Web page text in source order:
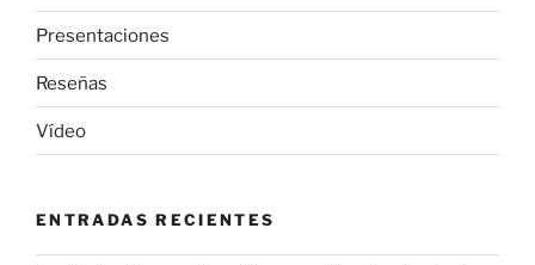
Presentaciones
Reseñas
Vídeo
ENTRADAS RECIENTES